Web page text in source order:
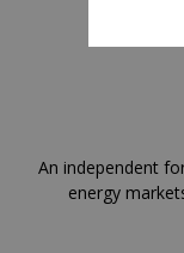
An independent
energy